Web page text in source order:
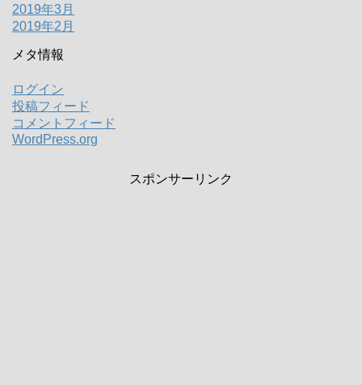
2019年3月
2019年2月
メタ情報
ログイン
投稿フィード
コメントフィード
WordPress.org
スポンサーリンク